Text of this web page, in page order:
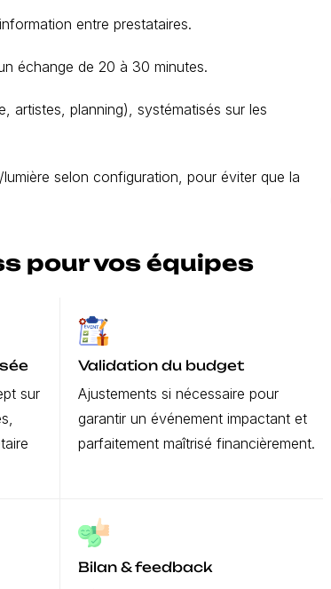
entre prestataires.
échange de 20 à 30 minutes.
artistes, planning), systématisés sur les
selon configuration, pour éviter que la
pour vos équipes
sur
Validation du budget
Ajustements si nécessaire pour
garantir un événement impactant et
parfaitement maîtrisé financièrement.
Bilan & feedback